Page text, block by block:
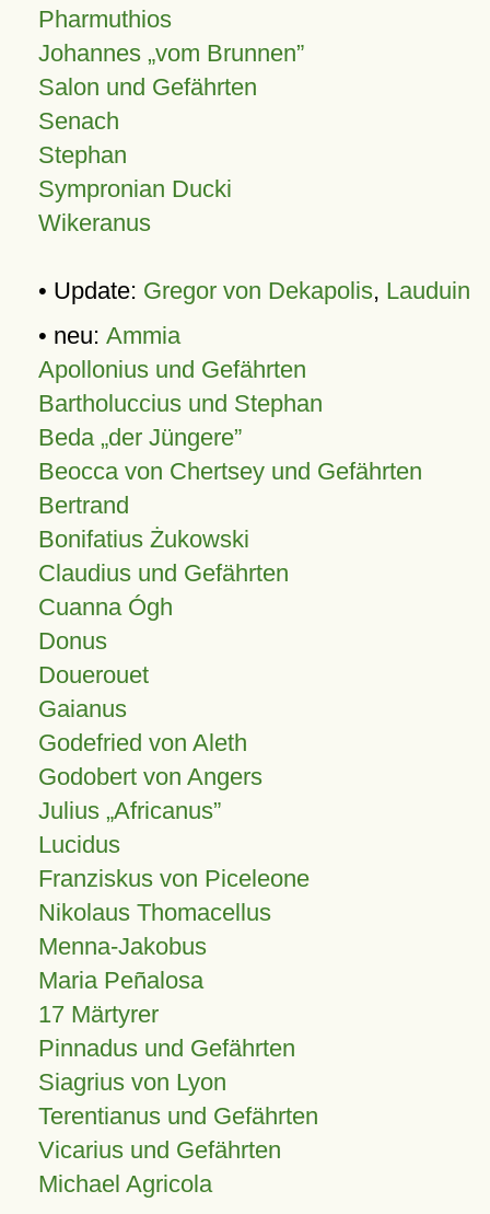
Pharmuthios
Johannes vom Brunnen
Salon und Gefährten
Senach
Stephan
Sympronian Ducki
Wikeranus
• Update: Gregor von Dekapolis, Lauduin
• neu: Ammia
Apollonius und Gefährten
Bartholuccius und Stephan
Beda „der Jüngere”
Beocca von Chertsey und Gefährten
Bertrand
Bonifatius Żukowski
Claudius und Gefährten
Cuanna Ógh
Donus
Douerouet
Gaianus
Godefried von Aleth
Godobert von Angers
Julius Africanus
Lucidus
Franziskus von Piceleone
Nikolaus Thomacellus
Menna-Jakobus
Maria Peñalosa
17 Märtyrer
Pinnadus und Gefährten
Siagrius von Lyon
Terentianus und Gefährten
Vicarius und Gefährten
Michael Agricola